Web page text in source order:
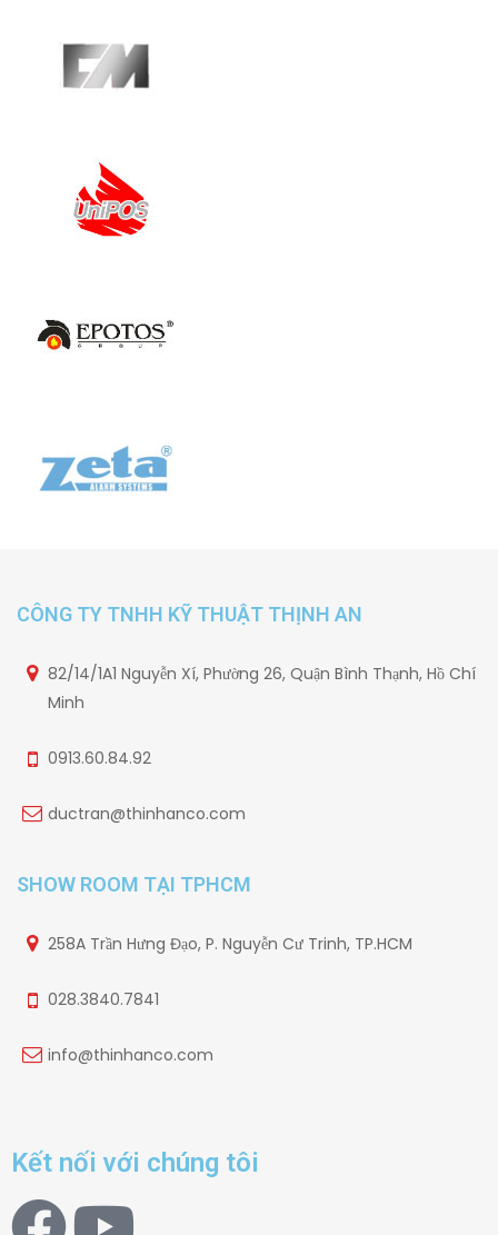
CÔNG TY TNHH KỸ THUẬT THỊNH AN
82/14/1A1 Nguyễn Xí, Phường 26, Quận Bình Thạnh, Hồ Chí
Minh
0913.60.84.92
ductran@thinhanco.com
SHOW ROOM TẠI TPHCM
258A Trần Hưng Đạo, P. Nguyễn Cư Trinh, TP.HCM
028.3840.7841
info@thinhanco.com
Kết nối với chúng tôi